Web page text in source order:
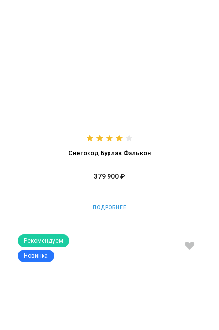
Снегоход Бурлак Фалькон
379 900 ₽
ПОДРОБНЕЕ
Рекомендуем
Новинка